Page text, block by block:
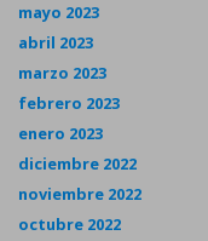
mayo 2023
abril 2023
marzo 2023
febrero 2023
enero 2023
diciembre 2022
noviembre 2022
octubre 2022